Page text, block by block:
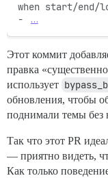
when start/end/
-
…
Этот коммит
правка
использует
обновления, чтобы
поднимали темы без
Так что этот PR
— приятно видеть,
Как только